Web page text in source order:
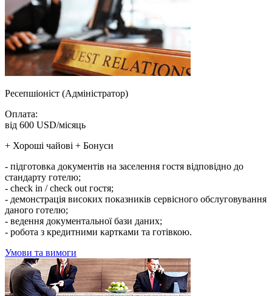
Ресепшіоніст (Адміністратор)
Оплата:
від 600 USD/місяць
+ Хороші чайові + Бонуси
- підготовка документів на заселення гостя відповідно до
стандарту готелю;
- check in / check out гостя;
- демонстрація високих показників сервісного обслуговування
даного готелю;
- ведення документальної бази даних;
- робота з кредитними картками та готівкою.
Умови та вимоги